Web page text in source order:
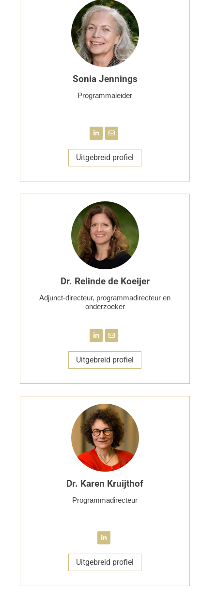
Sonia Jennings
Programmaleider
Uitgebreid profiel
Dr. Relinde de Koeijer
Adjunct-directeur, programmadirecteur en
onderzoeker
Uitgebreid profiel
Dr. Karen Kruijthof
Programmadirecteur
Uitgebreid profiel